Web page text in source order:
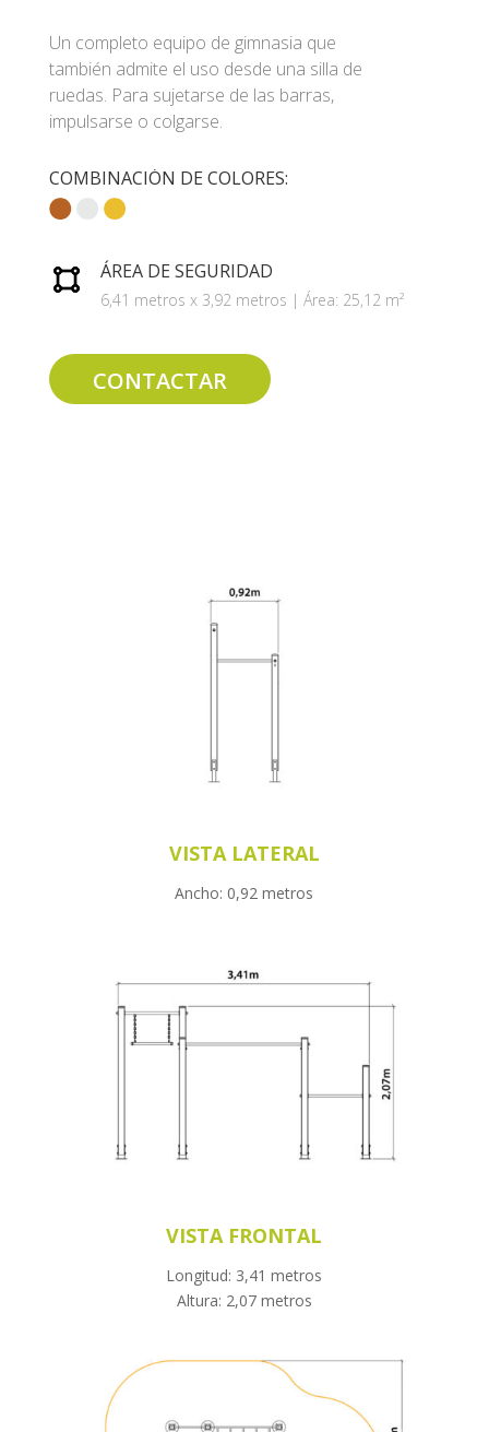
Un completo equipo de gimnasia que
también admite el uso desde una silla de
ruedas. Para sujetarse de las barras,
impulsarse o colgarse.
COMBINACIÓN DE COLORES:
ÁREA DE SEGURIDAD
6,41 metros x 3,92 metros | Área: 25,12 m²
CONTACTAR
VISTA LATERAL
Ancho: 0,92 metros
VISTA FRONTAL
Longitud: 3,41 metros
Altura: 2,07 metros